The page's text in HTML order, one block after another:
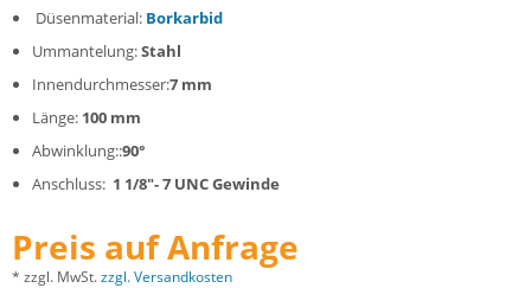
Düsenmaterial: Borkarbid
Ummantelung:Stahl
Innendurchmesser:7 mm
Länge: 100 mm
Abwinklung::90°
Anschluss: 1 1/8"- 7 UNC Gewinde
Preis auf Anfrage
* zzgl. MwSt.zzgl. Versandkosten